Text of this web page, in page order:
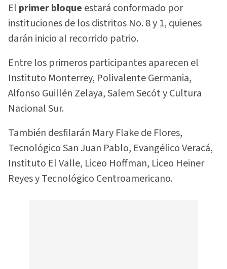
El primer bloque estará conformado por
instituciones de los distritos No. 8 y 1, quienes
darán inicio al recorrido patrio.
Entre los primeros participantes aparecen el
Instituto Monterrey, Polivalente Germania,
Alfonso Guillén Zelaya, Salem Secót y Cultura
Nacional Sur.
También desfilarán Mary Flake de Flores,
Tecnológico San Juan Pablo, Evangélico Veracá,
Instituto El Valle, Liceo Hoffman, Liceo Heiner
Reyes y Tecnológico Centroamericano.